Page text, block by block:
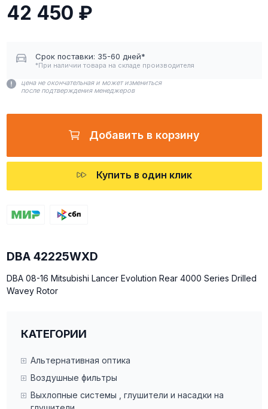
КАТЕГОРИИ
Альтернативная оптика
Воздушные фильтры
Выхлопные системы , глушители и насадки на
42 450 ₽
Срок поставки: 35-60 дней*
*При наличии товара на складе производителя
цена не окончательная и может измениться
после подтверждения менеджеров
Добавить в корзину
Купить в один клик
DBA 42225WXD
DBA 08-16 Mitsubishi Lancer Evolution Rear 4000 Series Drilled
Wavey Rotor